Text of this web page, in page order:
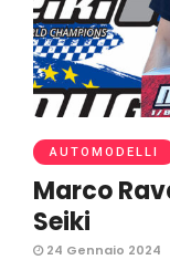
AUTOMODELLI
Marco
Seiki
24 Gennaio 2024